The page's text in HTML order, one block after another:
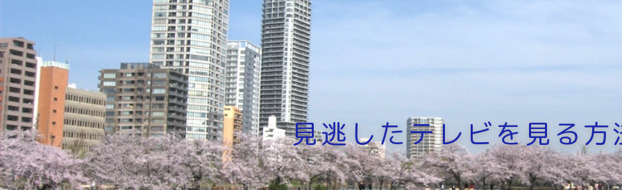
見逃したテレビを見る方